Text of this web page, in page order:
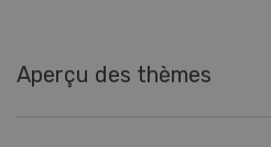
Aperçu des thèmes